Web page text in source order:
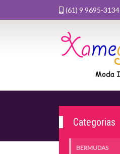
(61) 9 9695-3134
Categorias
BERMUDAS